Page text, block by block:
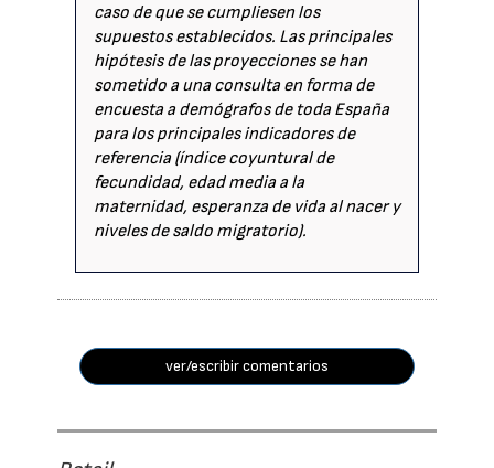
caso de que se cumpliesen los
supuestos establecidos. Las principales
hipótesis de las proyecciones se han
sometido a una consulta en forma de
encuesta a demógrafos de toda España
para los principales indicadores de
referencia (índice coyuntural de
fecundidad, edad media a la
maternidad, esperanza de vida al nacer y
niveles de saldo migratorio).
ver/escribir comentarios